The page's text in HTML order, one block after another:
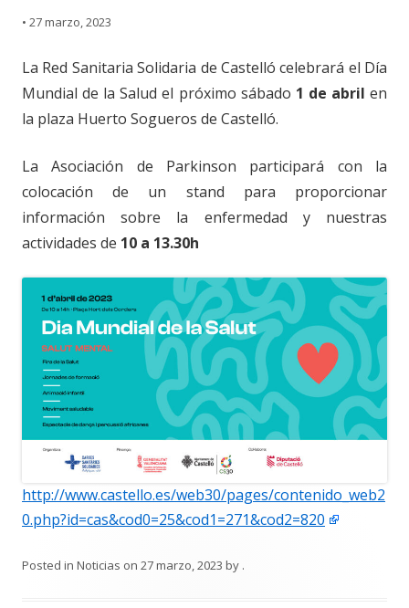
• 27 marzo, 2023
La Red Sanitaria Solidaria de Castelló celebrará el Día
Mundial de la Salud el próximo sábado 1 de abrilen
la plaza Huerto Sogueros de Castelló.
La Asociación de Parkinson participará con la
colocación de un stand para proporcionar
información sobre la enfermedad y nuestras
actividades de 10 a 13.30h
http://www.castello.es/web30/pages/contenido_web2
0.php?id=cas&cod0=25&cod1=271&cod2=820
Posted in Noticias on 27 marzo, 2023 by .